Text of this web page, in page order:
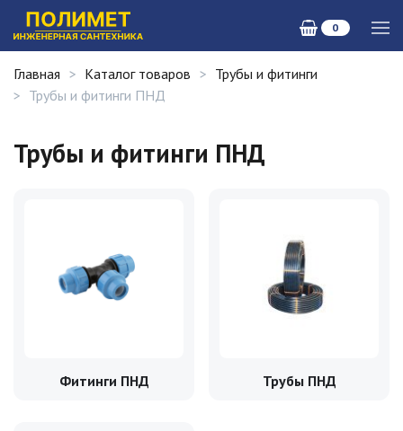
0
Главная Каталог товаров
Трубы и фитинги
Трубы и фитинги ПНД
Трубы и фитинги ПНД
Фитинги ПНД Трубы ПНД